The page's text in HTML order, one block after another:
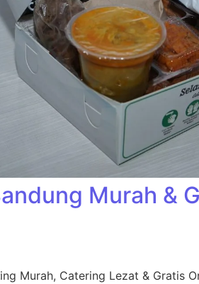
Murah &
Murah, Catering Lezat & Gratis